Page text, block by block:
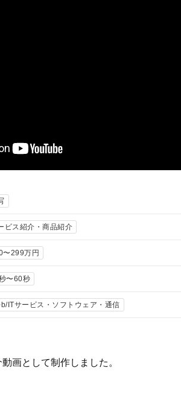
ビス紹介・商品紹介
〜299万円
〜60秒
ITサービス・ソフトウェア・通信
画として制作しました。